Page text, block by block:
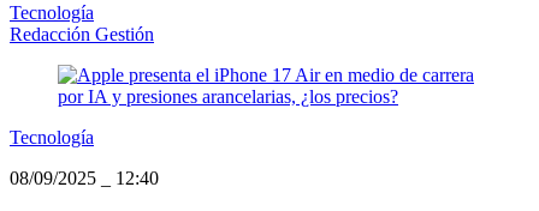
Tecnología
Redacción Gestión
Tecnología
08/09/2025
12:40